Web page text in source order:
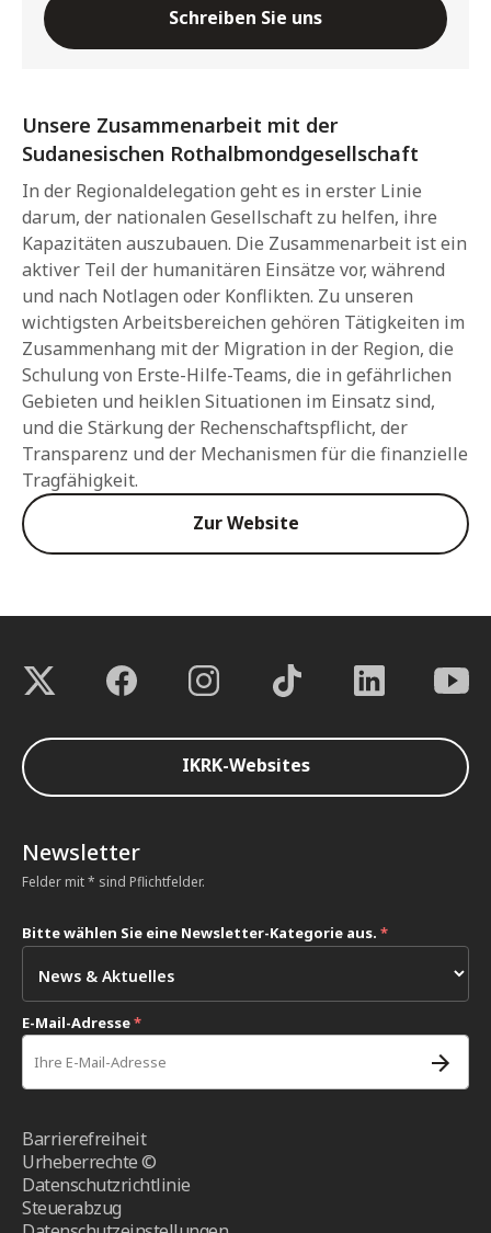
Schreiben Sie uns
Unsere Zusammenarbeit mit der
Sudanesischen Rothalbmondgesellschaft
In der Regionaldelegation geht es in erster Linie
darum, der nationalen Gesellschaft zu helfen, ihre
Kapazitäten auszubauen. Die Zusammenarbeit ist ein
aktiver Teil der humanitären Einsätze vor, während
und nach Notlagen oder Konflikten. Zu unseren
wichtigsten Arbeitsbereichen gehören Tätigkeiten im
Zusammenhang mit der Migration in der Region, die
Schulung von Erste-Hilfe-Teams, die in gefährlichen
Gebieten und heiklen Situationen im Einsatz sind,
und die Stärkung der Rechenschaftspflicht, der
Transparenz und der Mechanismen für die finanzielle
Tragfähigkeit.
Zur Website
IKRK-Websites
Newsletter
Felder mit * sind Pflichtfelder.
Bitte wählen Sie eine Newsletter-Kategorie aus. *
E-Mail-Adresse*
Barrierefreiheit
Urheberrechte ©
Datenschutzrichtlinie
Steuerabzug